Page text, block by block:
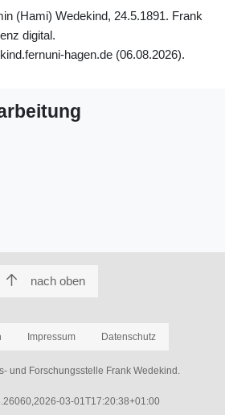
(Hami) Wedekind, 24.5.1891. Frank
digital.
hagen.de (06.08.2026).
nach oben
Impressum Datenschutz
und Forschungsstelle Frank Wedekind.
03-01T17:20:38+01:00